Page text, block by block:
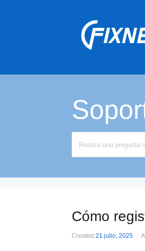
Cómo
Created 21 julio, 2025